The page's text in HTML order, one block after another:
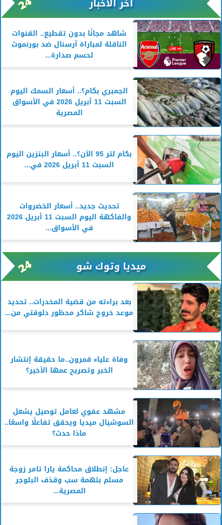
شاهد مجانًا بدون تقطيع.. القنوات
الناقلة لمباراة آرسنال ضد بورنموث
لحسم صدارة...
الجمبري بكام؟.. أسعار السمك اليوم
السبت 11 أبريل 2026 في الأسواق
المصرية
بكام لتر 95 الآن؟.. أسعار البنزين اليوم
السبت 11 أبريل 2026 في...
تحديث جديد.. أسعار الخضروات
والفاكهة اليوم السبت 11 أبريل 2026
في الأسواق...
ميديا وتوك شو
بعد براءته من قضية المخدرات.. تحديد
موعد خروج شاكر محظور دلوقتي من...
وفاة علياء قمرون..ما حقيقة إنتشار
الخبر وتصريح عمها الأخير؟
مشهد عفوي لعامل توصيل يشعل
السوشيال ميديا ويحقق تفاعلًا واسعًا..
ماذا حدث؟
عاجل: إنطلاق محاكمة يارا تامر زوجة
مسلم بتهمة سب وقذف البلوجر
المصرية...